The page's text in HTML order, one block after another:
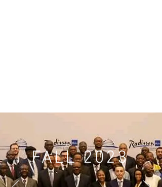
FALL 2023